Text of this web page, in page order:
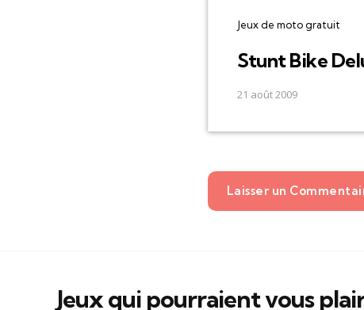
Jeux de moto gratuit
Stunt Bike
21 août 2009
Laisser un
Jeux qui pourraient vous